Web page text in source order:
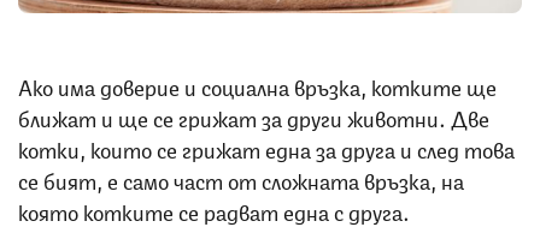
Ако има доверие и социална връзка, котките ще
ближат и ще се грижат за други животни. Две
котки, които се грижат една за друга и след това
се бият, е само част от сложната връзка, на
която котките се радват една с друга.